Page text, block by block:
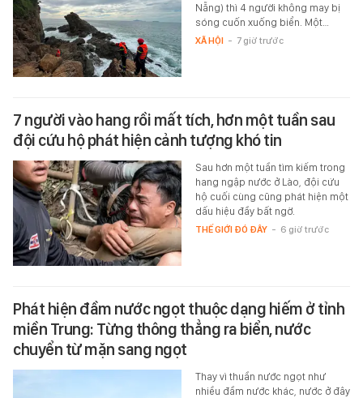
Nẵng) thì 4 người không may bị
sóng cuốn xuống biển. Một…
XÃ HỘI - 7 giờ trước
7 người vào hang rồi mất tích, hơn một tuần sau
đội cứu hộ phát hiện cảnh tượng khó tin
Sau hơn một tuần tìm kiếm trong
hang ngập nước ở Lào, đội cứu
hộ cuối cùng cũng phát hiện một
dấu hiệu đầy bất ngờ.
THẾ GIỚI ĐÓ ĐÂY - 6 giờ trước
Phát hiện đầm nước ngọt thuộc dạng hiếm ở tỉnh
miền Trung: Từng thông thẳng ra biển, nước
chuyển từ mặn sang ngọt
Thay vì thuần nước ngọt như
nhiều đầm nước khác, nước ở đây